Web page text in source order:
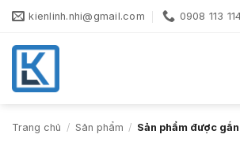
Bỏ
nội
dung
kienlinh.nhi@gmail.com 0908 113
Trang chủ / Sản phẩm / Sản phẩm được